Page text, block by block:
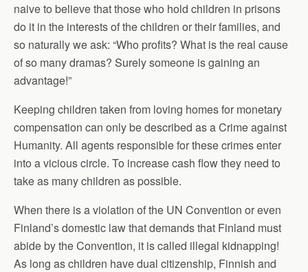
naive to believe that those who hold children in prisons
do it in the interests of the children or their families, and
so naturally we ask: “Who profits? What is the real cause
of so many dramas? Surely someone is gaining an
advantage!”
Keeping children taken from loving homes for monetary
compensation can only be described as a Crime against
Humanity. All agents responsible for these crimes enter
into a vicious circle. To increase cash flow they need to
take as many children as possible.
When there is a violation of the UN Convention or even
Finland’s domestic law that demands that Finland must
abide by the Convention, it is called illegal kidnapping!
As long as children have dual citizenship, Finnish and